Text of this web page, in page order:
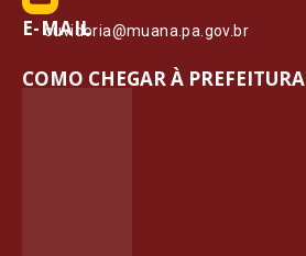
E-MAIL
ouvidoria@muana.pa.gov.br
COMO CHEGAR À PREFEITURA